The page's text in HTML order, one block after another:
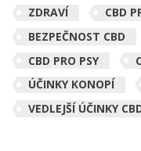
ZDRAVÍ
CBD
BEZPEČNOST CBD
CBD PRO PSY
ÚČINKY KONOPÍ
VEDLEJŠÍ ÚČINKY